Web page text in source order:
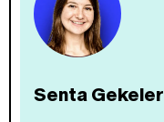
Senta Gekeler